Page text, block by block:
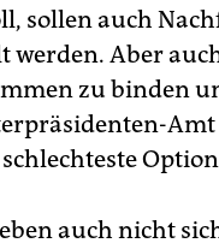
sollen auch
werden. Aber
zu binden
auch nicht